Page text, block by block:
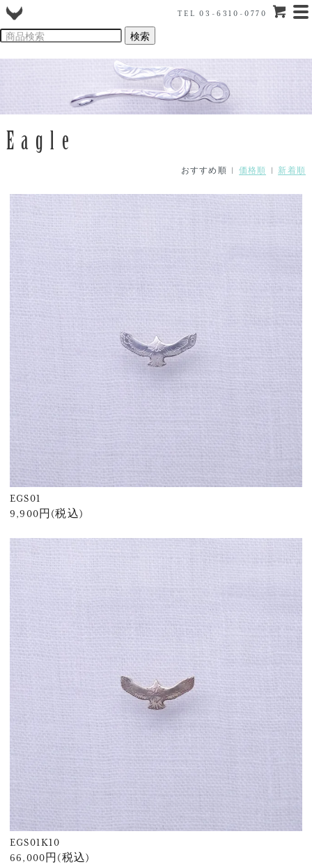
TEL 03-6310-0770
Eagle
おすすめ順 | 価格順 | 新着順
EGS01
9,900円(税込)
EGS01K10
66,000円(税込)